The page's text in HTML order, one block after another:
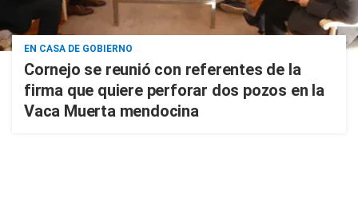
EN CASA DE GOBIERNO
Cornejo se reunió con referentes de la
firma que quiere perforar dos pozos en la
Vaca Muerta mendocina